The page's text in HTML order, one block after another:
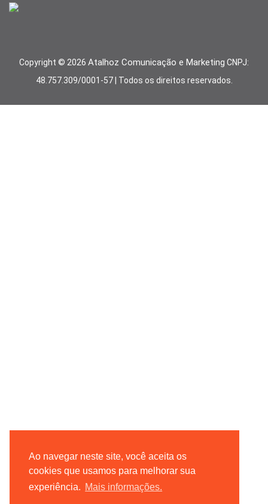
Ao navegar neste site, você aceita os
cookies que usamos para melhorar sua
experiência. Mais informações.
Copyright © 2026 Atalhoz Comunicação e Marketing CNPJ:
48.757.309/0001-57 | Todos os direitos reservados.